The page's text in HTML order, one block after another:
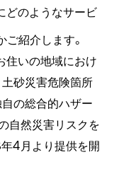
どのようなサービ
ご紹介します。
住いの地域におけ
土砂災害危険箇所
自の総合的ハザー
自然災害リスクを
4月より提供を開